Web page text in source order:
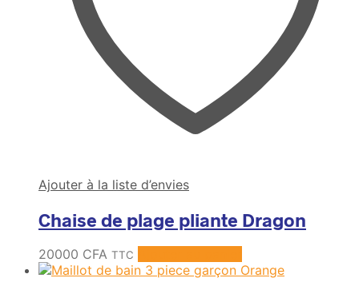
Ajouter à la liste d’envies
Chaise de plage pliante Dragon
20000 CFA TTC